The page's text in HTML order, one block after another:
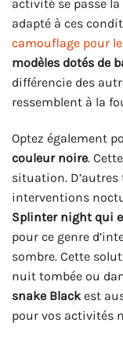
activité se passe
adapté à ces
camouflage pour
modèles dotés de
différencie des
ressemblent à la
Optez également
couleur noire.
situation.
interventions
Splinter night qui
pour ce genre
sombre. Cette
nuit tombée ou
snake Blackest
pour vos activités